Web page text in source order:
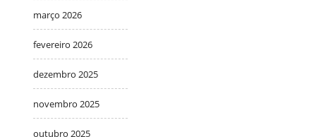
março 2026
fevereiro 2026
dezembro 2025
novembro 2025
outubro 2025